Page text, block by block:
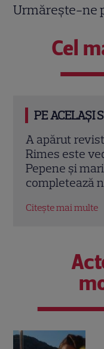
Urmărește-ne
Cel
PE ACELAȘI
A apărut
Rimes este
Pepene și
completează
Citește mai multe